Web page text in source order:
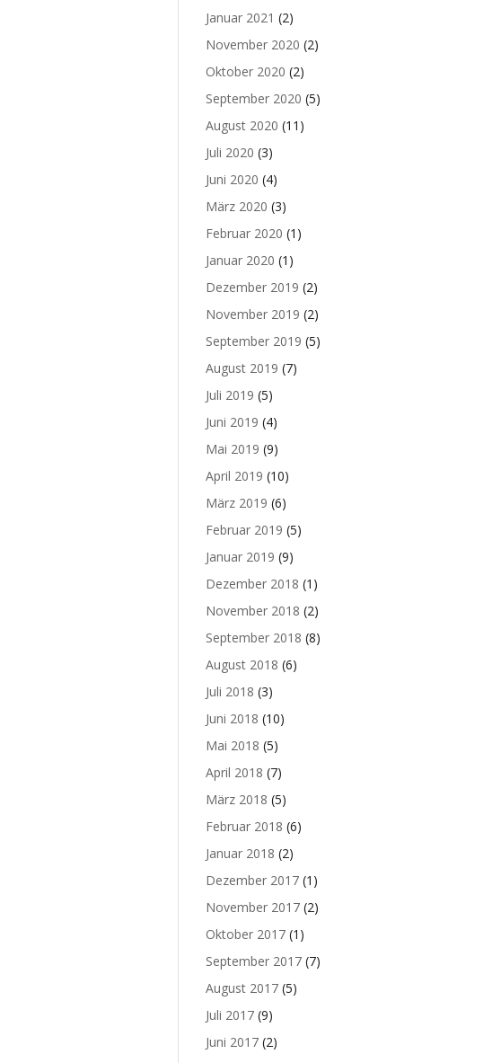
Januar 2021 (2)
November 2020 (2)
Oktober 2020 (2)
September 2020 (5)
August 2020 (11)
Juli 2020 (3)
Juni 2020 (4)
März 2020 (3)
Februar 2020 (1)
Januar 2020 (1)
Dezember 2019 (2)
November 2019 (2)
September 2019 (5)
August 2019 (7)
Juli 2019 (5)
Juni 2019 (4)
Mai 2019 (9)
April 2019 (10)
März 2019 (6)
Februar 2019 (5)
Januar 2019 (9)
Dezember 2018 (1)
November 2018 (2)
September 2018 (8)
August 2018 (6)
Juli 2018 (3)
Juni 2018 (10)
Mai 2018 (5)
April 2018 (7)
März 2018 (5)
Februar 2018 (6)
Januar 2018 (2)
Dezember 2017 (1)
November 2017 (2)
Oktober 2017 (1)
September 2017 (7)
August 2017 (5)
Juli 2017 (9)
Juni 2017 (2)